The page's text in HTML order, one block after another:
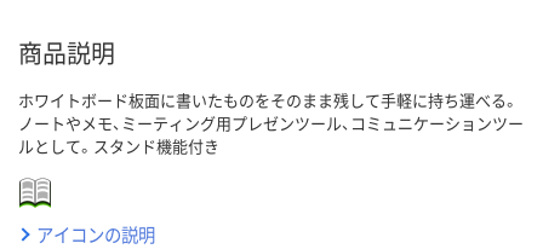
商品説明
ホワイトボード板面に書いたものをそのまま残して手軽に持ち運べる。
ノートやメモ、ミーティング用プレゼンツール、コミュニケーションツー
ルとして。スタンド機能付き
アイコンの説明